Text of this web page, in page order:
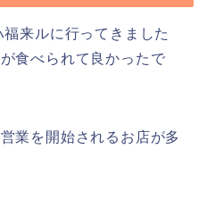
来ルに行ってきました
食べられて良かったで
業を開始されるお店が多